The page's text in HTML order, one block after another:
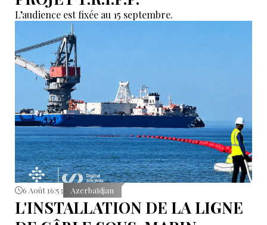
L’audience est fixée au 15 septembre.
6 Août 16:53 Azerbaïdjan
L'INSTALLATION DE LA LIGNE